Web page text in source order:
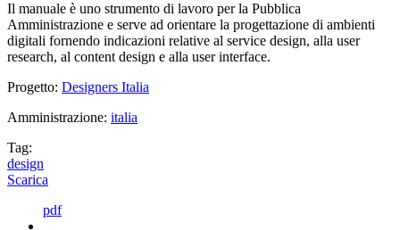
Il manuale è uno strumento di lavoro per la Pubblica
Amministrazione e serve ad orientare la progettazione di ambienti
digitali fornendo indicazioni relative al service design, alla user
research, al content design e alla user interface.
Progetto: Designers Italia
Amministrazione: italia
Tag:
design
Scarica
pdf